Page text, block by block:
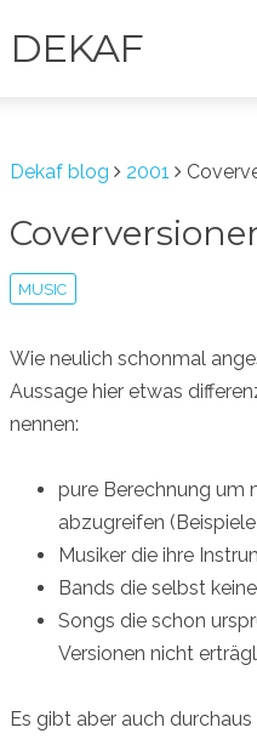
DEKAF
Dekaf blog 2001
MUSIC
Wie neulich schonmal
Aussage hier etwas
nennen:
pure Berechnung um
abzugreifen
Musiker die ihre
Bands die selbst
Songs die schon
Versionen nicht
Es gibt aber auch